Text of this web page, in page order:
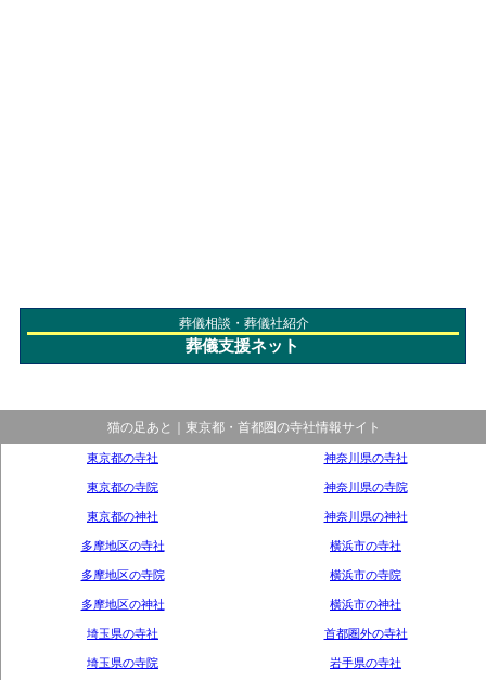
葬儀相談・葬儀社紹介
葬儀支援ネット
猫の足あと｜東京都・首都圏の寺社情報サイト
東京都の寺社
東京都の寺院
東京都の神社
多摩地区の寺社
多摩地区の寺院
多摩地区の神社
神奈川県の寺社
神奈川県の寺院
神奈川県の神社
横浜市の寺社
横浜市の寺院
横浜市の神社
埼玉県の寺社
埼玉県の寺院
首都圏外の寺社
岩手県の寺社